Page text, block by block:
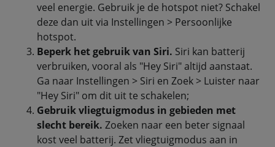
veel energie. Gebruik je de hotspot niet? Schakel
deze dan uit via Instellingen > Persoonlijke
hotspot.
Beperk het gebruik van Siri. Siri kan batterij
verbruiken, vooral als "Hey Siri" altijd aanstaat.
Ga naar Instellingen > Siri en Zoek > Luister naar
"Hey Siri" om dit uit te schakelen;
Gebruik vliegtuigmodus in gebieden met
slecht bereik. Zoeken naar een beter signaal
kost veel batterij. Zet vliegtuigmodus aan in